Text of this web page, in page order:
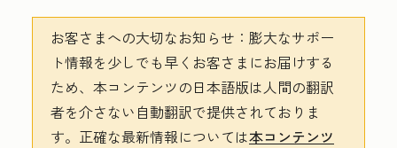
お客さまへの大切なお知らせ ：膨大なサポー
ト情報を少しでも早くお客さまにお届けする
ため、本コンテンツの日本語版は人間の翻訳
者を介さない自動翻訳で提供されておりま
す。 正確な最新情報については本コンテンツ